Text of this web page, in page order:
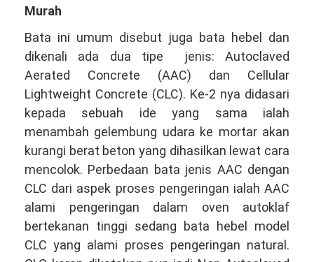
Murah
Bata ini umum disebut juga bata hebel dan
dikenali ada dua tipe jenis: Autoclaved
Aerated Concrete (AAC) dan Cellular
Lightweight Concrete (CLC). Ke-2 nya didasari
kepada sebuah ide yang sama ialah
menambah gelembung udara ke mortar akan
kurangi berat beton yang dihasilkan lewat cara
mencolok. Perbedaan bata jenis AAC dengan
CLC dari aspek proses pengeringan ialah AAC
alami pengeringan dalam oven autoklaf
bertekanan tinggi sedang bata hebel model
CLC yang alami proses pengeringan natural.